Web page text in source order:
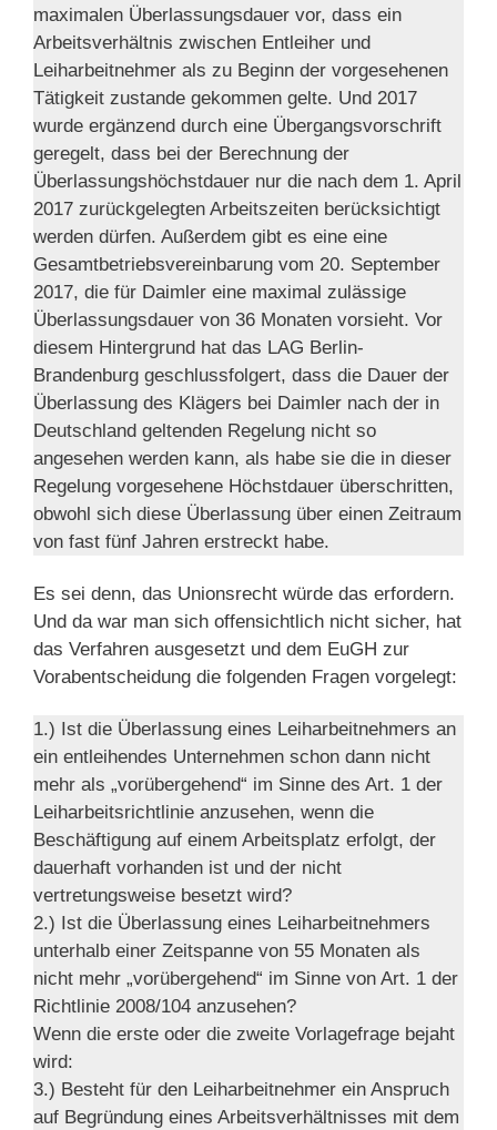
maximalen Überlassungsdauer vor, dass ein
Arbeitsverhältnis zwischen Entleiher und
Leiharbeitnehmer als zu Beginn der vorgesehenen
Tätigkeit zustande gekommen gelte. Und 2017
wurde ergänzend durch eine Übergangsvorschrift
geregelt, dass bei der Berechnung der
Überlassungshöchstdauer nur die nach dem 1. April
2017 zurückgelegten Arbeitszeiten berücksichtigt
werden dürfen. Außerdem gibt es eine eine
Gesamtbetriebsvereinbarung vom 20. September
2017, die für Daimler eine maximal zulässige
Überlassungsdauer von 36 Monaten vorsieht. Vor
diesem Hintergrund hat das LAG Berlin-
Brandenburg geschlussfolgert, dass die Dauer der
Überlassung des Klägers bei Daimler nach der in
Deutschland geltenden Regelung nicht so
angesehen werden kann, als habe sie die in dieser
Regelung vorgesehene Höchstdauer überschritten,
obwohl sich diese Überlassung über einen Zeitraum
von fast fünf Jahren erstreckt habe.
Es sei denn, das Unionsrecht würde das erfordern.
Und da war man sich offensichtlich nicht sicher, hat
das Verfahren ausgesetzt und dem EuGH zur
Vorabentscheidung die folgenden Fragen vorgelegt:
1.) Ist die Überlassung eines Leiharbeitnehmers an
ein entleihendes Unternehmen schon dann nicht
mehr als „vorübergehend“ im Sinne des Art. 1 der
Leiharbeitsrichtlinie anzusehen, wenn die
Beschäftigung auf einem Arbeitsplatz erfolgt, der
dauerhaft vorhanden ist und der nicht
vertretungsweise besetzt wird?
2.) Ist die Überlassung eines Leiharbeitnehmers
unterhalb einer Zeitspanne von 55 Monaten als
nicht mehr „vorübergehend“ im Sinne von Art. 1 der
Richtlinie 2008/104 anzusehen?
Wenn die erste oder die zweite Vorlagefrage bejaht
wird:
3.) Besteht für den Leiharbeitnehmer ein Anspruch
auf Begründung eines Arbeitsverhältnisses mit dem